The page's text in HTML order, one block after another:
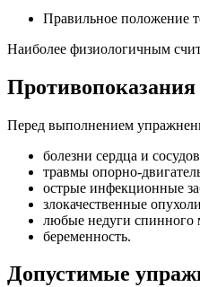
Правильное положение
Наиболее физиологичным
Противопоказания
Перед выполнением
болезни сердца и
травмы опорно-
острые инфекционные
злокачественные
любые недуги спинного
беременность.
Допустимые